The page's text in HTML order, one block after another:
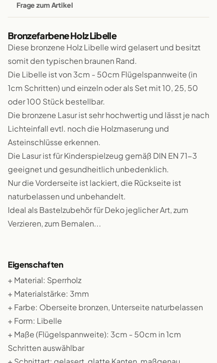
Frage zum Artikel
Bronzefarbene Holz Libelle
Diese bronzene Holz Libelle wird gelasert und besitzt
somit den typischen braunen Rand.
Die Libelle ist von 3cm - 50cm Flügelspannweite (in
1cm Schritten) und einzeln oder als Set mit 10, 25, 50
oder 100 Stück bestellbar.
Die bronzene Lasur ist sehr hochwertig und lässt je nach
Lichteinfall evtl. noch die Holzmaserung und
Asteinschlüsse erkennen.
Die Lasur ist für Kinderspielzeug gemäß DIN EN 71-3
geeignet und gesundheitlich unbedenklich.
Nur die Vorderseite ist lackiert, die Rückseite ist
naturbelassen und unbehandelt.
Ideal als Bastelzubehör für Deko jeglicher Art, zum
Verzieren, zum Bemalen...
Eigenschaften
+ Material: Sperrholz
+ Materialstärke: 3mm
+ Farbe: Oberseite bronzen, Unterseite naturbelassen
+ Form: Libelle
+ Maße (Flügelspannweite): 3cm - 50cm in 1cm
Schritten auswählbar